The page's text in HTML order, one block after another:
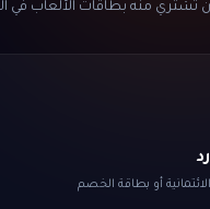
تشتري منه بطاقات الألعاب في
أو بطاقة الخصم